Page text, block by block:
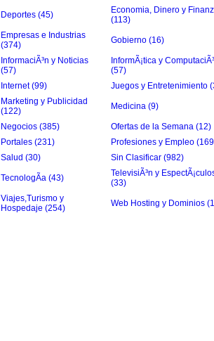
Deportes (45)
Economia, Dinero y
(113)
Empresas e Industrias
(374)
Gobierno (16)
InformaciÃ³n y Noticias
(57)
InformÃ¡tica y
(57)
Internet (99)
Juegos y Entretenimiento
Marketing y Publicidad
(122)
Medicina (9)
Negocios (385)
Ofertas de la Semana (12)
Portales (231)
Profesiones y Empleo
Salud (30)
Sin Clasificar (982)
TecnologÃ­a (43)
TelevisiÃ³n y
(33)
Viajes,Turismo y
Hospedaje (254)
Web Hosting y Dominios